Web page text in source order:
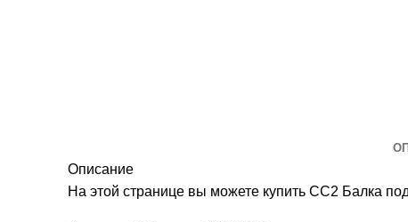
Описание
На этой странице вы можете купить СС2 Балка